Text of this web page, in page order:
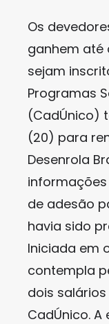
Os
ganhem até
sejam
Programas
(CadÚnico)
(20) para
Desenrola
informações
de adesão
havia sido
Iniciada em
contempla
dois
CadÚnico.